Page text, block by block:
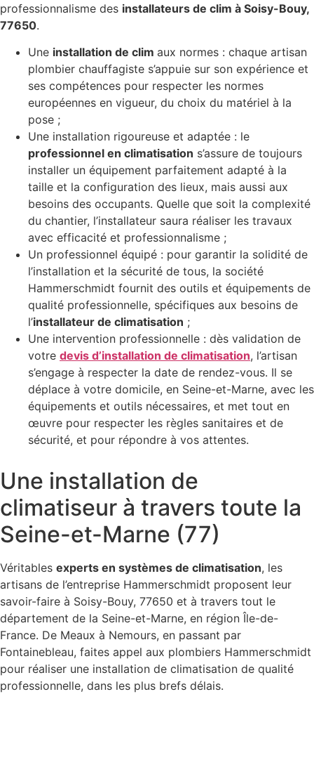
professionnalisme des installateurs de clim à Soisy-Bouy,
77650.
Une installation de clim aux normes : chaque artisan
plombier chauffagiste s’appuie sur son expérience et
ses compétences pour respecter les normes
européennes en vigueur, du choix du matériel à la
pose ;
Une installation rigoureuse et adaptée : le
professionnel en climatisation s’assure de toujours
installer un équipement parfaitement adapté à la
taille et la configuration des lieux, mais aussi aux
besoins des occupants. Quelle que soit la complexité
du chantier, l’installateur saura réaliser les travaux
avec efficacité et professionnalisme ;
Un professionnel équipé : pour garantir la solidité de
l’installation et la sécurité de tous, la société
Hammerschmidt fournit des outils et équipements de
qualité professionnelle, spécifiques aux besoins de
l’installateur de climatisation ;
Une intervention professionnelle : dès validation de
votre devis d’installation de climatisation, l’artisan
s’engage à respecter la date de rendez-vous. Il se
déplace à votre domicile, en Seine-et-Marne, avec les
équipements et outils nécessaires, et met tout en
œuvre pour respecter les règles sanitaires et de
sécurité, et pour répondre à vos attentes.
Une installation de
climatiseur à travers toute la
Seine-et-Marne (77)
Véritables experts en systèmes de climatisation, les
artisans de l’entreprise Hammerschmidt proposent leur
savoir-faire à Soisy-Bouy, 77650 et à travers tout le
département de la Seine-et-Marne, en région Île-de-
France. De Meaux à Nemours, en passant par
Fontainebleau, faites appel aux plombiers Hammerschmidt
pour réaliser une installation de climatisation de qualité
professionnelle, dans les plus brefs délais.